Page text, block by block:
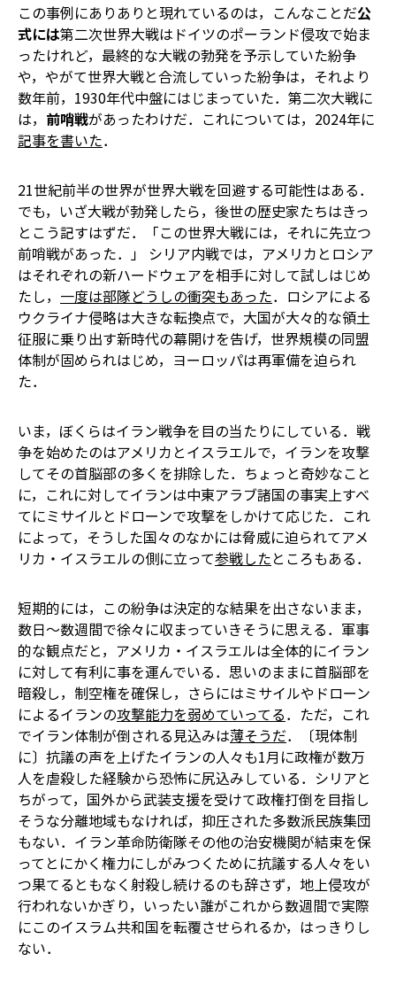
この事例にありありと現れているのは，こんなことだ――公
式には第二次世界大戦はドイツのポーランド侵攻で始ま
ったけれど，最終的な大戦の勃発を予示していた紛争
や，やがて世界大戦と合流していった紛争は，それより
数年前，1930年代中盤にはじまっていた．第二次大戦に
は， 前哨戦があったわけだ．これについては，2024年に
記事を書いた．
21世紀前半の世界が世界大戦を回避する可能性はある．
でも，いざ大戦が勃発したら，後世の歴史家たちはきっ
とこう記すはずだ．「この世界大戦には，それに先立つ
前哨戦があった．」 シリア内戦では，アメリカとロシア
はそれぞれの新ハードウェアを相手に対して試しはじめ
たし， 一度は部隊どうしの衝突もあった．ロシアによる
ウクライナ侵略は大きな転換点で，大国が大々的な領土
征服に乗り出す新時代の幕開けを告げ，世界規模の同盟
体制が固められはじめ，ヨーロッパは再軍備を迫られ
た．
いま，ぼくらはイラン戦争を目の当たりにしている．戦
争を始めたのはアメリカとイスラエルで，イランを攻撃
してその首脳部の多くを排除した．ちょっと奇妙なこと
に，これに対してイランは中東アラブ諸国の事実上すべ
てにミサイルとドローンで攻撃をしかけて応じた．これ
によって，そうした国々のなかには脅威に迫られてアメ
リカ・イスラエルの側に立って参戦したところもある．
短期的には，この紛争は決定的な結果を出さないまま，
数日～数週間で徐々に収まっていきそうに思える．軍事
的な観点だと，アメリカ・イスラエルは全体的にイラン
に対して有利に事を運んでいる．思いのままに首脳部を
暗殺し，制空権を確保し，さらにはミサイルやドローン
によるイランの攻撃能力を弱めていってる．ただ，これ
でイラン体制が倒される見込みは薄そうだ．〔現体制
に〕抗議の声を上げたイランの人々も1月に政権が数万
人を虐殺した経験から恐怖に尻込みしている．シリアと
ちがって，国外から武装支援を受けて政権打倒を目指し
そうな分離地域もなければ，抑圧された多数派民族集団
もない．イラン革命防衛隊その他の治安機関が結束を保
ってとにかく権力にしがみつくために抗議する人々をい
つ果てるともなく射殺し続けるのも辞さず，地上侵攻が
行われないかぎり，いったい誰がこれから数週間で実際
にこのイスラム共和国を転覆させられるか，はっきりし
ない．